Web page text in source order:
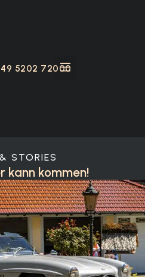
5202 72000
STORIES
kann kommen!